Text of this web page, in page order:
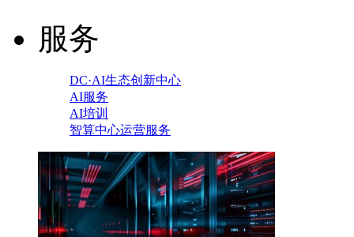
服务
DC·AI生态创新中心
AI服务
AI培训
智算中心运营服务